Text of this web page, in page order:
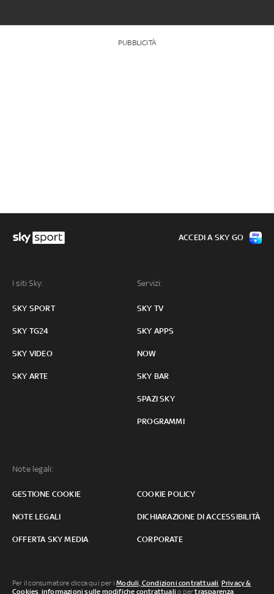
PUBBLICITÀ
I siti Sky:
SKY SPORT
SKY TG24
SKY VIDEO
SKY ARTE
Servizi:
SKY TV
SKY APPS
NOW
SKY BAR
SPAZI SKY
PROGRAMMI
Note legali:
GESTIONE COOKIE COOKIE POLICY
NOTE LEGALI DICHIARAZIONE DI ACCESSIBILITÀ
OFFERTA SKY MEDIA CORPORATE
ACCEDI A SKY GO
Per il consumatore clicca qui per iModuli, Condizioni contrattuali, Privacy &
Cookies, informazioni sulle modifiche contrattuali o pertrasparenza